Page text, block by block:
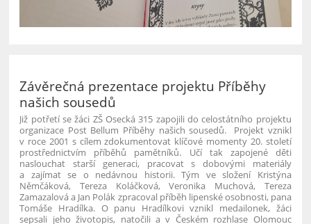
Závěrečná prezentace projektu Příběhy
našich sousedů
Již potřetí se žáci ZŠ Osecká 315 zapojili do celostátního projektu
organizace Post Bellum Příběhy našich sousedů. Projekt vznikl
v roce 2001 s cílem zdokumentovat klíčové momenty 20. století
prostřednictvím příběhů pamětníků. Učí tak zapojené děti
naslouchat starší generaci, pracovat s dobovými materiály
a zajímat se o nedávnou historii. Tým ve složení Kristýna
Němčáková, Tereza Koláčková, Veronika Muchová, Tereza
Zamazalová a Jan Polák zpracoval příběh lipenské osobnosti, pana
Tomáše Hradílka. O panu Hradílkovi vznikl medailonek, žáci
sepsali jeho životopis, natočili a v Českém rozhlase Olomouc